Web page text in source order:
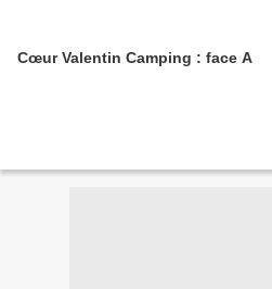
Cœur Valentin Camping : face A